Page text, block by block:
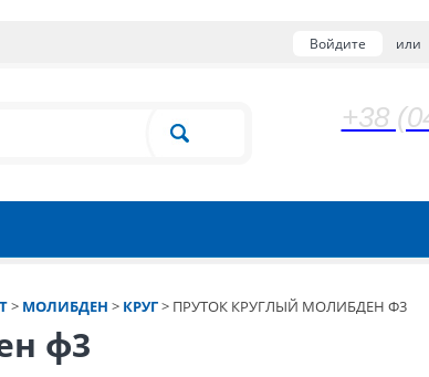
Войдите или
+38
> МОЛИБДЕН > КРУГ> ПРУТОК КРУГЛЫЙ МОЛИБДЕН Ф3
ф3